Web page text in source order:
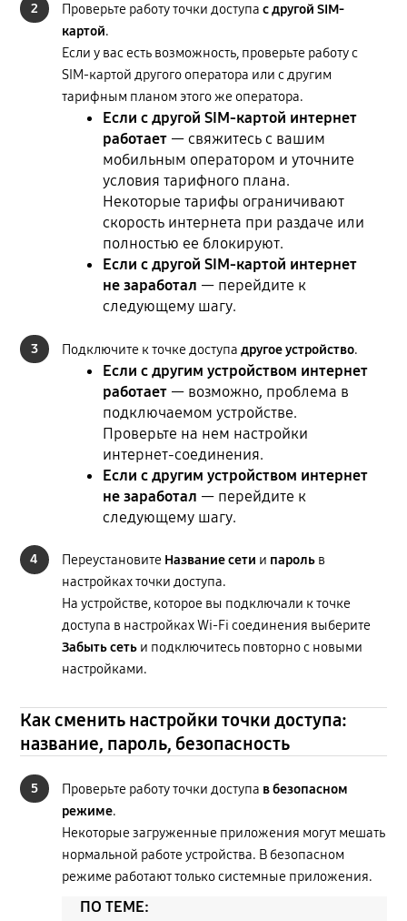
2 Проверьте работу точки доступас другой SIM-
картой.
Если у вас есть возможность, проверьте работу с
SIM-картой другого оператора или с другим
тарифным планом этого же оператора.
Если с другой SIM-картой интернет
работает — свяжитесь с вашим
мобильным оператором и уточните
условия тарифного плана.
Некоторые тарифы ограничивают
скорость интернета при раздаче или
полностью ее блокируют.
Если с другой SIM-картой интернет
не заработал — перейдите к
следующему шагу.
3 Подключите к точке доступадругое устройство.
Если с другим устройством интернет
работает — возможно, проблема в
подключаемом устройстве.
Проверьте на нем настройки
интернет-соединения.
Если с другим устройством интернет
не заработал — перейдите к
следующему шагу.
4 Переустановите Название сети и пароль в
настройках точки доступа.
На устройстве, которое вы подключали к точке
доступа в настройках Wi-Fi соединения выберите
Забыть сеть и подключитесь повторно с новыми
настройками.
Как сменить настройки точки доступа:
название, пароль, безопасность
5 Проверьте работу точки доступа в безопасном
режиме.
Некоторые загруженные приложения могут мешать
нормальной работе устройства. В безопасном
режиме работают только системные приложения.
ПО ТЕМЕ: